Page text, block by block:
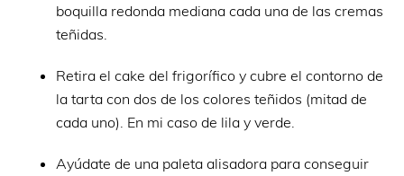
boquilla redonda mediana cada una de las cremas
teñidas.
Retira el cake del frigorífico y cubre el contorno de
la tarta con dos de los colores teñidos (mitad de
cada uno). En mi caso de lila y verde.
Ayúdate de una paleta alisadora para conseguir